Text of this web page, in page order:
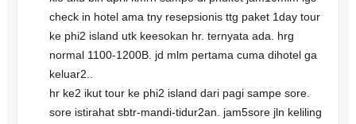
check in hotel ama tny resepsionis ttg paket 1day tour
ke phi2 island utk keesokan hr. ternyata ada. hrg
normal 1100-1200B. jd mlm pertama cuma dihotel ga
keluar2..
hr ke2 ikut tour ke phi2 island dari pagi sampe sore.
sore istirahat sbtr-mandi-tidur2an. jam5sore jln keliling